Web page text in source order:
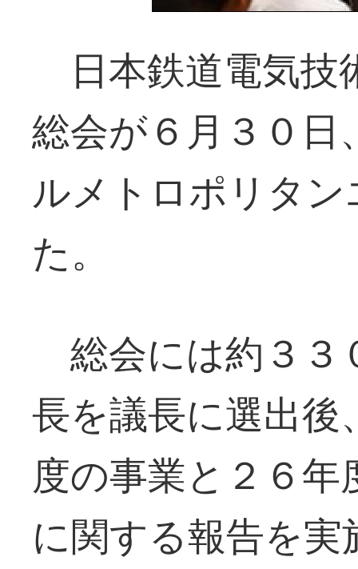
日本鉄道電気技
総会が６月３０日
ルメトロポリタ
た。
総会には約３３
長を議長に選出後
度の事業と２６
に関する報告を